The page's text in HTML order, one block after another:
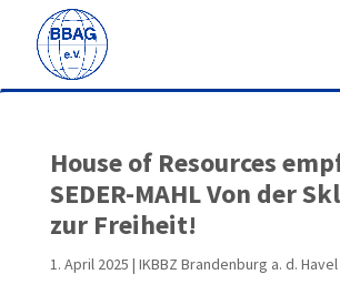
House of Resources
SEDER-MAHL Von der
zur Freiheit!
1. April 2025 | IKBBZ Brandenburg a. d. Havel